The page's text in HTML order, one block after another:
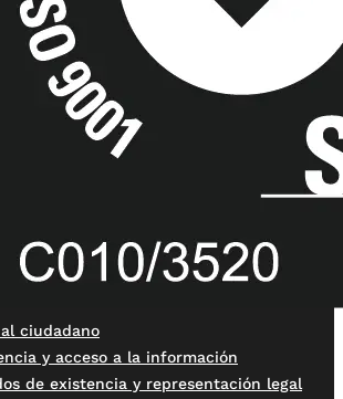
ciudadano
y acceso a la información
de existencia y representación legal